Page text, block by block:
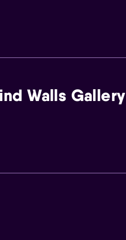
Walls Gallery